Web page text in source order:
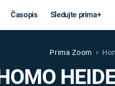
Časopis Sledujte prima+
Věda a
Prima Zoom